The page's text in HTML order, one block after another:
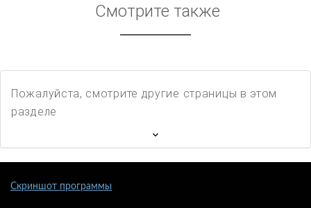
Смотрите также
Пожалуйста, смотрите другие страницы в этом
разделе
Скриншот программы